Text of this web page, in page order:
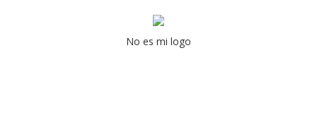
No es mi logo